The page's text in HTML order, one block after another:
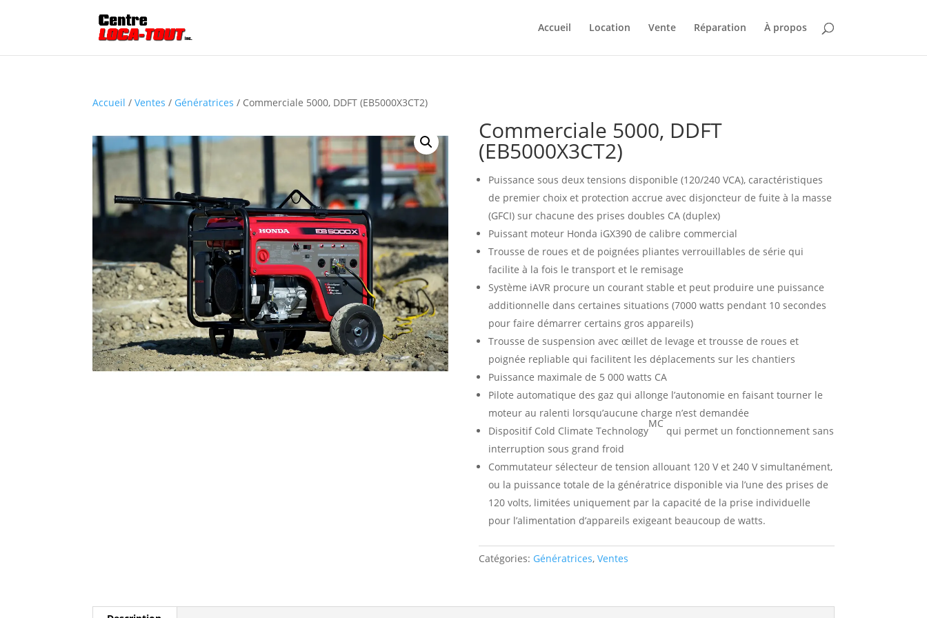
Accueil Location Vente Réparation À propos
Accueil /Ventes / Génératrices / Commerciale 5000, DDFT (EB5000X3CT2)
Commerciale 5000, DDFT
(EB5000X3CT2)
Puissance sous deux tensions disponible (120/240 VCA), caractéristiques
de premier choix et protection accrue avec disjoncteur de fuite à la masse
(GFCI) sur chacune des prises doubles CA (duplex)
Puissant moteur Honda iGX390 de calibre commercial
Trousse de roues et de poignées pliantes verrouillables de série qui
facilite à la fois le transport et le remisage
Système iAVR procure un courant stable et peut produire une puissance
additionnelle dans certaines situations (7000 watts pendant 10 secondes
pour faire démarrer certains gros appareils)
Trousse de suspension avec œillet de levage et trousse de roues et
poignée repliable qui facilitent les déplacements sur les chantiers
Puissance maximale de 5 000 watts CA
Pilote automatique des gaz qui allonge l’autonomie en faisant tourner le
moteur au ralenti lorsqu’aucune charge n’est demandée
Dispositif Cold Climate Technology
MC
qui permet un fonctionnement sans
interruption sous grand froid
Commutateur sélecteur de tension allouant 120 V et 240 V simultanément,
ou la puissance totale de la génératrice disponible via l’une des prises de
120 volts, limitées uniquement par la capacité de la prise individuelle
pour l’alimentation d’appareils exigeant beaucoup de watts.
Catégories: Génératrices, Ventes